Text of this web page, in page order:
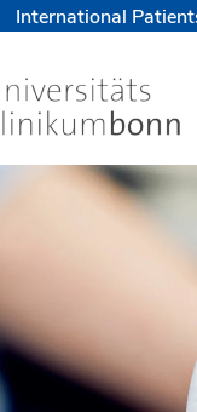
International